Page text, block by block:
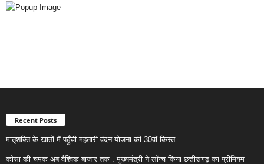
Recent Posts
मातृशक्ति के खातों में पहुँची महतारी वंदन योजना की 30वीं किस्त
कोसा की चमक अब वैश्विक बाजार तक : मुख्यमंत्री ने लॉन्च किया छत्तीसगढ़ का प्रीमियम